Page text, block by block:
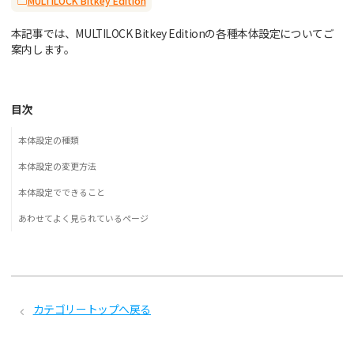
本記事では、MULTILOCK Bitkey Editionの各種本体設定についてご
案内します。
目次
本体設定の種類
本体設定の変更方法
本体設定でできること
あわせてよく見られているページ
カテゴリートップへ戻る